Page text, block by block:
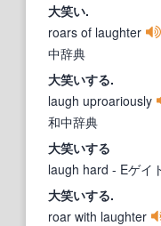
大笑い.
roars of laughter
中辞典
大笑いする.
laugh uproariously
和中辞典
大笑いする
laugh hard - Eゲイ
大笑いする.
roar with laughter